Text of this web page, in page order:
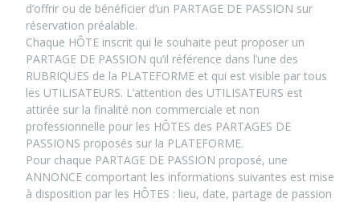
d’offrir ou de bénéficier d’un PARTAGE DE PASSION sur
réservation préalable.
Chaque HÔTE inscrit qui le souhaite peut proposer un
PARTAGE DE PASSION qu’il référence dans l’une des
RUBRIQUES de la PLATEFORME et qui est visible par tous
les UTILISATEURS. L’attention des UTILISATEURS est
attirée sur la finalité non commerciale et non
professionnelle pour les HÔTES des PARTAGES DE
PASSIONS proposés sur la PLATEFORME.
Pour chaque PARTAGE DE PASSION proposé, une
ANNONCE comportant les informations suivantes est mise
à disposition par les HÔTES : lieu, date, partage de passion